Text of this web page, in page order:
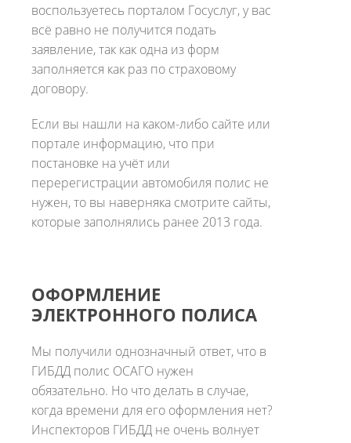
воспользуетесь порталом Госуслуг, у вас
всё равно не получится подать
заявление, так как одна из форм
заполняется как раз по страховому
договору.
Если вы нашли на каком-либо сайте или
портале информацию, что при
постановке на учёт или
перерегистрации автомобиля полис не
нужен, то вы наверняка смотрите сайты,
которые заполнялись ранее 2013 года.
ОФОРМЛЕНИЕ
ЭЛЕКТРОННОГО ПОЛИСА
Мы получили однозначный ответ, что в
ГИБДД полис ОСАГО нужен
обязательно. Но что делать в случае,
когда времени для его оформления нет?
Инспекторов ГИБДД не очень волнует